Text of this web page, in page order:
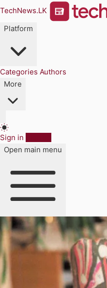
TechNews.LK
Platform
Categories Authors
More
Sign in
Open main menu